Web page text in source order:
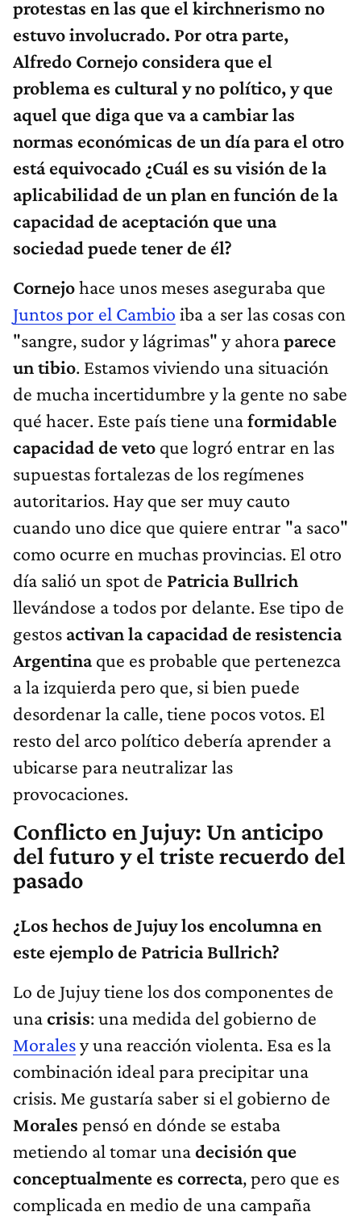
protestas en las que el kirchnerismo no
estuvo involucrado. Por otra parte,
Alfredo Cornejo considera que el
problema es cultural y no político, y que
aquel que diga que va a cambiar las
normas económicas de un día para el otro
está equivocado ¿Cuál es su visión de la
aplicabilidad de un plan en función de la
capacidad de aceptación que una
sociedad puede tener de él?
Cornejohace unos meses aseguraba que
Juntos por el Cambio iba a ser las cosas con
"sangre, sudor y lágrimas" y ahoraparece
un tibio. Estamos viviendo una situación
de mucha incertidumbre y la gente no sabe
qué hacer. Este país tiene unaformidable
capacidad de veto que logró entrar en las
supuestas fortalezas de los regímenes
autoritarios. Hay que ser muy cauto
cuando uno dice que quiere entrar "a saco"
como ocurre en muchas provincias. El otro
día salió un spot de Patricia Bullrich
llevándose a todos por delante. Ese tipo de
gestos activan la capacidad de resistencia
Argentinaque es probable que pertenezca
a la izquierda pero que, si bien puede
desordenar la calle, tiene pocos votos. El
resto del arco político debería aprender a
ubicarse para neutralizar las
provocaciones.
Conflicto en Jujuy: Un anticipo
del futuro y el triste recuerdo del
pasado
¿Los hechos de Jujuy los encolumna en
este ejemplo de Patricia Bullrich?
Lo de Jujuy tiene los dos componentes de
unacrisis: una medida del gobierno de
Moralesy una reacción violenta. Esa es la
combinación ideal para precipitar una
crisis. Me gustaría saber si el gobierno de
Morales pensó en dónde se estaba
metiendo al tomar unadecisión que
conceptualmente es correcta, pero que es
complicada en medio de una campaña